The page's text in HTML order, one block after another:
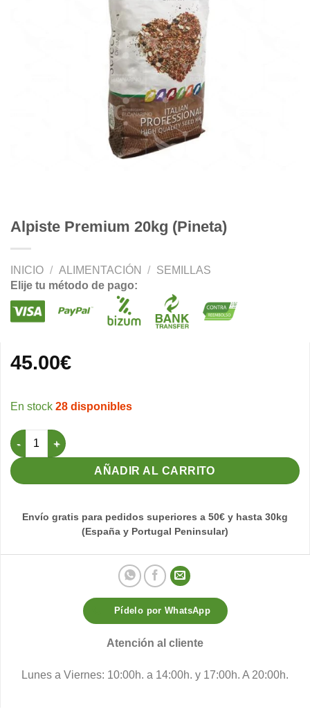
Alpiste Premium 20kg (Pineta)
INICIO / ALIMENTACIÓN / SEMILLAS
Elije tu método de pago:
45.00€
28 disponibles
Alpiste Premium 20kg (Pineta) cantidad
AÑADIR AL CARRITO
Envío gratis para pedidos superiores a 50€ y hasta 30kg
(España y Portugal Peninsular)
Pídelo por WhatsApp
Atención al cliente
Lunes a Viernes: 10:00h. a 14:00h. y 17:00h. A 20:00h.